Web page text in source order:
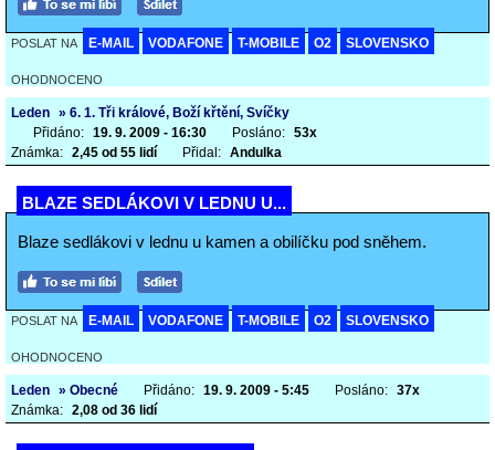
POSLAT NA E-MAIL VODAFONE T-MOBILE O2 SLOVENSKO
OHODNOCENO
Leden » 6. 1. Tři králové, Boží křtění, Svíčky
Přidáno: 19. 9. 2009 - 16:30 Posláno: 53x
Známka: 2,45 od 55 lidí Přidal: Andulka
BLAZE SEDLÁKOVI V LEDNU U...
Blaze sedlákovi v lednu u kamen a obilíčku pod sněhem.
POSLAT NA E-MAIL VODAFONE T-MOBILE O2 SLOVENSKO
OHODNOCENO
Leden » Obecné Přidáno: 19. 9. 2009 - 5:45 Posláno: 37x
Známka: 2,08 od 36 lidí